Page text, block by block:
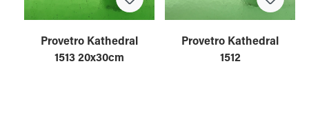
Provetro Kathedral
1513 20x30cm
Provetro Kathedral
1512